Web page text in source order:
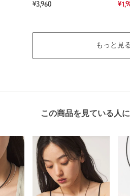
¥3,960
もっと見る
この商品を見ている人